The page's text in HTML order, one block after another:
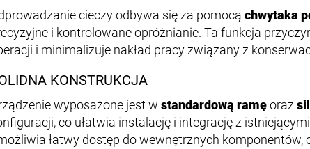
cieczy odbywa się za pomocą chwytaka
i kontrolowane opróżnianie. Ta funkcja
i minimalizuje nakład pracy związany z
KONSTRUKCJA
wyposażone jest w standardową ramęoraz
co ułatwia instalację i integrację z
łatwy dostęp do wewnętrznych komponentów,